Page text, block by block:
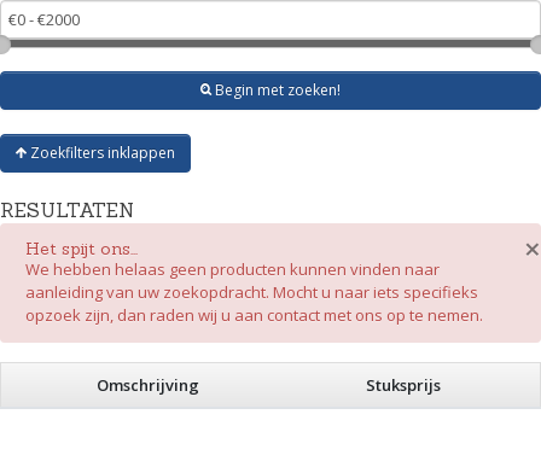
Begin met zoeken!
Zoekfilters inklappen
RESULTATEN
×
Het spijt ons...
We hebben helaas geen producten kunnen vinden naar
aanleiding van uw zoekopdracht. Mocht u naar iets specifieks
opzoek zijn, dan raden wij u aan contact met ons op te nemen.
Omschrijving Stuksprijs